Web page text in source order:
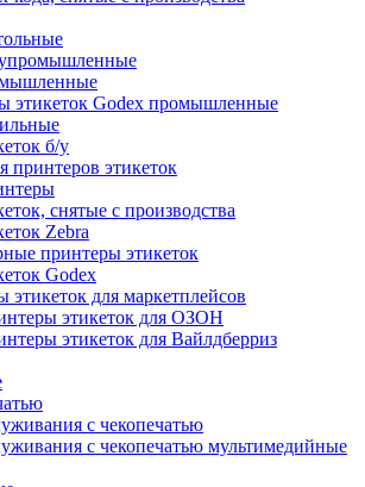
этикеток Godex промышленные
б/у
принтеров этикеток
снятые с производства
Zebra
принтеры этикеток
Godex
этикеток для маркетплейсов
этикеток для ОЗОН
этикеток для Вайлдберриз
с чекопечатью
с чекопечатью мультимедийные